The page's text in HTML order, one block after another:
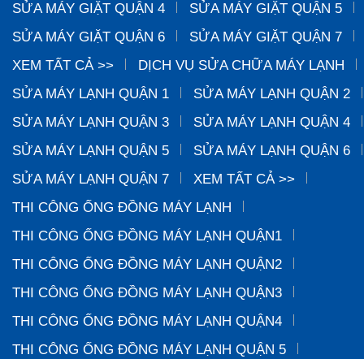
SỬA MÁY GIẶT QUẬN 4
SỬA MÁY GIẶT QUẬN 5
SỬA MÁY GIẶT QUẬN 6
SỬA MÁY GIẶT QUẬN 7
XEM TẤT CẢ >>
DỊCH VỤ SỬA CHỮA MÁY LẠNH
SỬA MÁY LẠNH QUẬN 1
SỬA MÁY LẠNH QUẬN 2
SỬA MÁY LẠNH QUẬN 3
SỬA MÁY LẠNH QUẬN 4
SỬA MÁY LẠNH QUẬN 5
SỬA MÁY LẠNH QUẬN 6
SỬA MÁY LẠNH QUẬN 7
XEM TẤT CẢ >>
THI CÔNG ỐNG ĐỒNG MÁY LẠNH
THI CÔNG ỐNG ĐỒNG MÁY LẠNH QUẬN1
THI CÔNG ỐNG ĐỒNG MÁY LẠNH QUẬN2
THI CÔNG ỐNG ĐỒNG MÁY LẠNH QUẬN3
THI CÔNG ỐNG ĐỒNG MÁY LẠNH QUẬN4
THI CÔNG ỐNG ĐỒNG MÁY LẠNH QUẬN 5